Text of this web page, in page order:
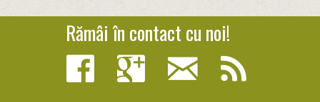
Rămâi în contact cu noi!